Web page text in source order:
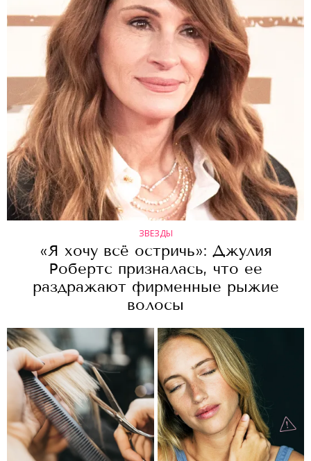
ЗВЕЗДЫ
«Я хочу всё остричь»: Джулия
Робертс призналась, что ее
раздражают фирменные рыжие
волосы